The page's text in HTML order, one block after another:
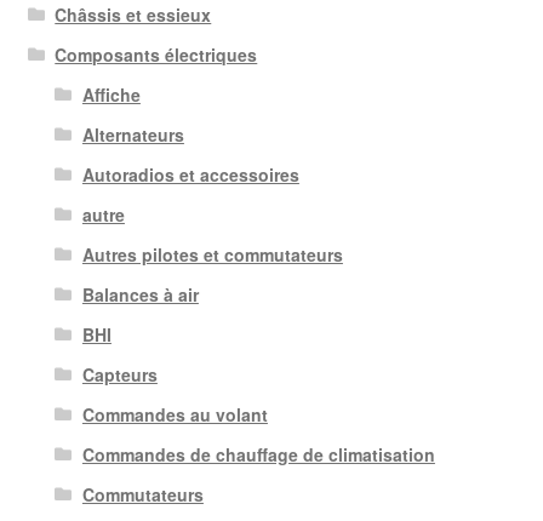
Châssis et essieux
Composants électriques
Affiche
Alternateurs
Autoradios et accessoires
autre
Autres pilotes et commutateurs
Balances à air
BHI
Capteurs
Commandes au volant
Commandes de chauffage de climatisation
Commutateurs